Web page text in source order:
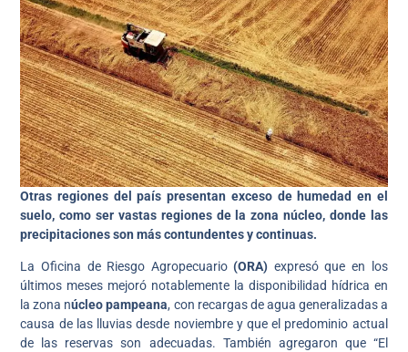
Otras regiones del país presentan exceso de humedad en el
suelo, como ser vastas regiones de la zona núcleo, donde las
precipitaciones son más contundentes y continuas.
La Oficina de Riesgo Agropecuario(ORA) expresó que en los
últimos meses mejoró notablemente la disponibilidad hídrica en
la zona núcleo pampeana, con recargas de agua generalizadas a
causa de las lluvias desde noviembre y que el predominio actual
de las reservas son adecuadas. También agregaron que “El